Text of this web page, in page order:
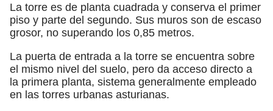
La torre es de planta cuadrada y conserva el primer
piso y parte del segundo. Sus muros son de escaso
grosor, no superando los 0,85 metros.
La puerta de entrada a la torre se encuentra sobre
el mismo nivel del suelo, pero da acceso directo a
la primera planta, sistema generalmente empleado
en las torres urbanas asturianas.